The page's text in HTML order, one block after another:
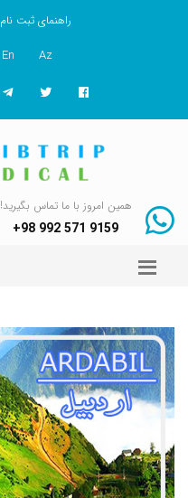
راهنمای ثبت نام
Az
En
همین امروز با ما تماس بگیرید!
+98 992 571 9159